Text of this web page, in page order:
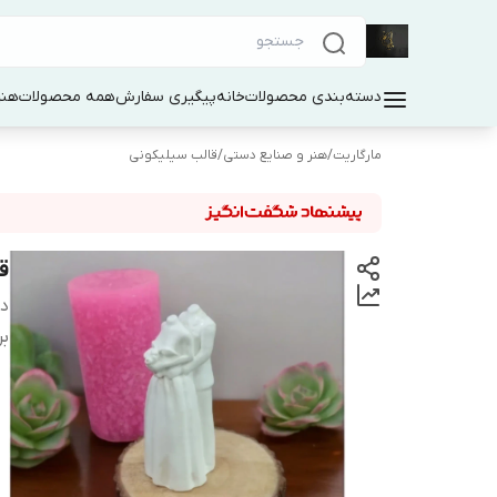
دسته‌بندی محصولاتخانهپیگیری سفارشهمه محصولات
مارگاریت/هنر و صنایع دستی/قالب سیلیکونی